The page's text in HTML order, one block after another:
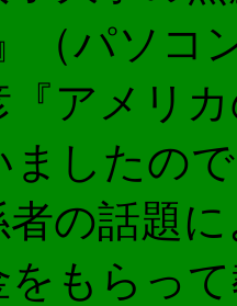
』（パソ
『アメリ
ましたの
の話題
をもらっ